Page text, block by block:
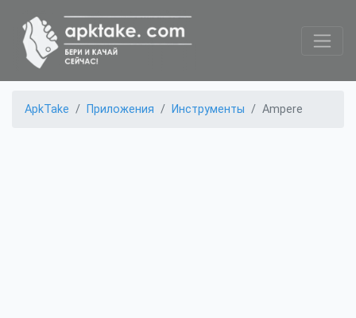
ApkTake Приложения Инструменты Ampere